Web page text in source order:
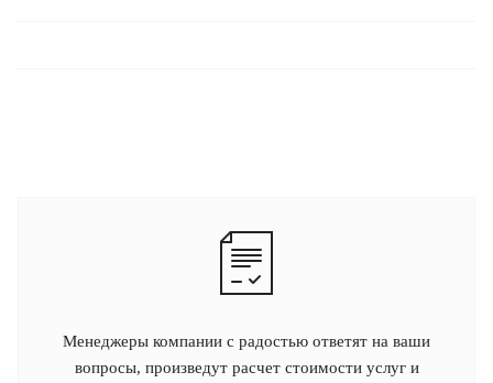
Менеджеры компании с радостью ответят на ваши
вопросы, произведут расчет стоимости услуг и